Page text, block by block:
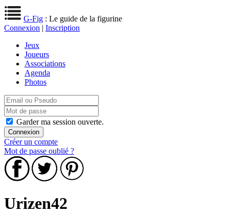
G-Fig : Le guide de la figurine
Connexion | Inscription
Jeux
Joueurs
Associations
Agenda
Photos
Garder ma session ouverte.
Créer un compte
Mot de passe oublié ?
Urizen42